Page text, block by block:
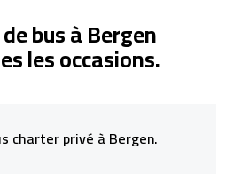
bus à Bergen
les occasions.
charter privé à Bergen.